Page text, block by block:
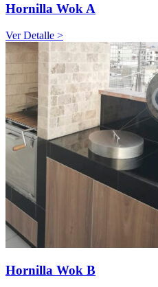
Hornilla Wok A
Ver Detalle >
Hornilla Wok B